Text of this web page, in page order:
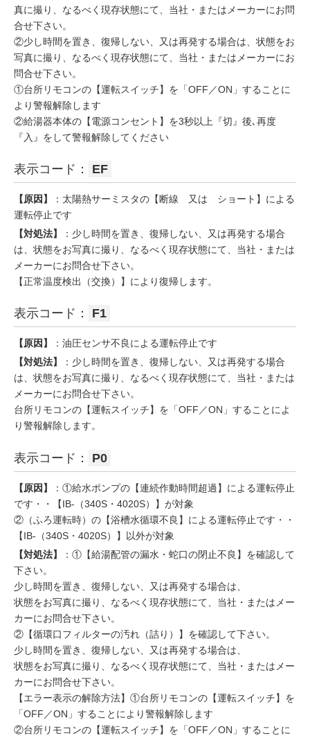
真に撮り、なるべく現存状態にて、当社・またはメーカーにお問
合せ下さい。
②少し時間を置き、復帰しない、又は再発する場合は、状態をお
写真に撮り、なるべく現存状態にて、当社・またはメーカーにお
問合せ下さい。
①台所リモコンの【運転スイッチ】を「OFF／ON」することに
より警報解除します
②給湯器本体の【電源コンセント】を3秒以上『切』後､再度
『入』をして警報解除してください
表示コード： EF
【原因】
：太陽熱サーミスタの【断線 又は ショート】による
運転停止です
【対処法】
：少し時間を置き、復帰しない、又は再発する場合
は、状態をお写真に撮り、なるべく現存状態にて、当社・または
メーカーにお問合せ下さい。
【正常温度検出（交換）】により復帰します。
表示コード： F1
【原因】
：油圧センサ不良による運転停止です
【対処法】
：少し時間を置き、復帰しない、又は再発する場合
は、状態をお写真に撮り、なるべく現存状態にて、当社・または
メーカーにお問合せ下さい。
台所リモコンの【運転スイッチ】を「OFF／ON」することによ
り警報解除します。
表示コード： P0
【原因】
：①給水ポンプの【連続作動時間超過】による運転停止
です・・【IB-（340S・4020S）】が対象
②（ふろ運転時）の【浴槽水循環不良】による運転停止です・・
【IB-（340S・4020S）】以外が対象
【対処法】
：①【給湯配管の漏水・蛇口の閉止不良】を確認して
下さい。
少し時間を置き、復帰しない、又は再発する場合は、
状態をお写真に撮り、なるべく現存状態にて、当社・またはメー
カーにお問合せ下さい。
②【循環口フィルターの汚れ（詰り）】を確認して下さい。
少し時間を置き、復帰しない、又は再発する場合は、
状態をお写真に撮り、なるべく現存状態にて、当社・またはメー
カーにお問合せ下さい。
【エラー表示の解除方法】①台所リモコンの【運転スイッチ】を
「OFF／ON」することにより警報解除します
②台所リモコンの【運転スイッチ】を「OFF／ON」することに